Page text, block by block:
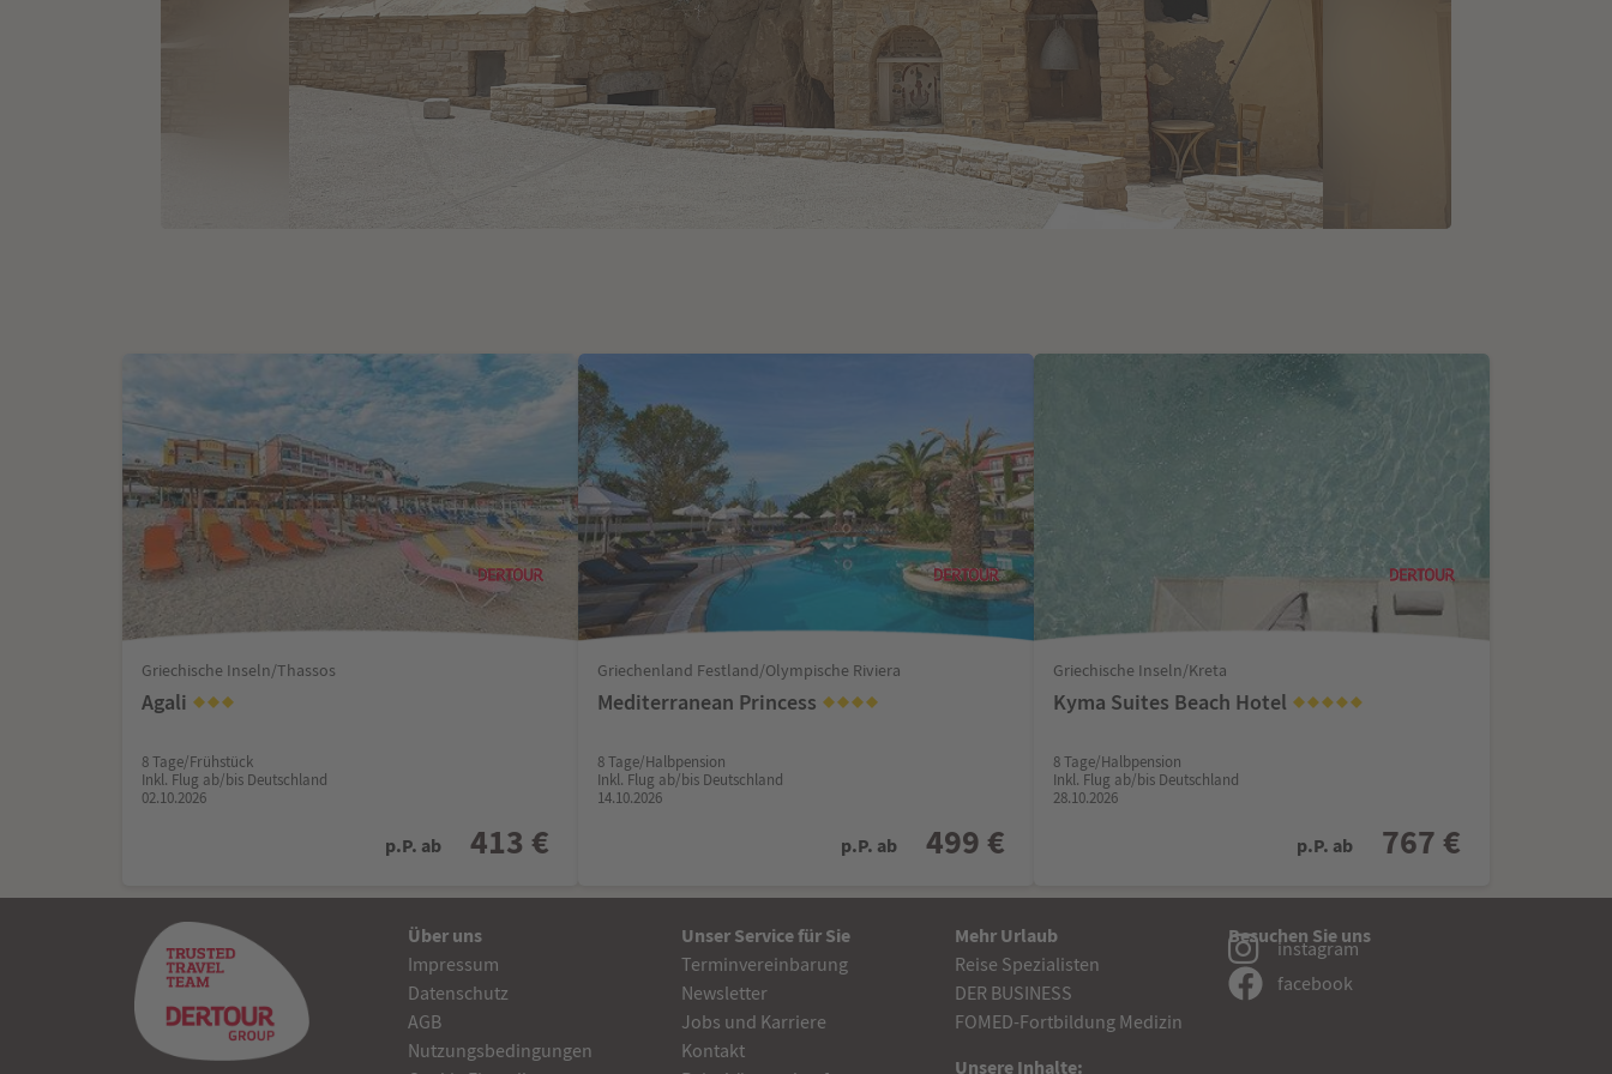
Griechische Inseln/Thassos
Agali
8 Tage/Frühstück
Inkl. Flug ab/bis Deutschland
02.10.2026
p.P. ab 413 €
Griechenland Festland/Olympische Riviera
Mediterranean Princess
8 Tage/Halbpension
Inkl. Flug ab/bis Deutschland
14.10.2026
p.P. ab 499 €
Griechische Inseln/Kreta
Kyma Suites Beach Hotel
8 Tage/Halbpension
Inkl. Flug ab/bis Deutschland
28.10.2026
p.P. ab 767 €
Über uns
Impressum
Datenschutz
AGB
Nutzungsbedingungen
Unser Service für Sie
Terminvereinbarung
Newsletter
Jobs und Karriere
Kontakt
Mehr Urlaub
Reise Spezialisten
DER BUSINESS
FOMED-Fortbildung Medizin
Unsere Inhalte:
Besuchen Sie uns
instagram
facebook